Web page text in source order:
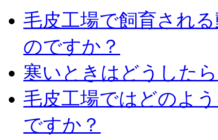
毛皮工場で飼育され
のですか？
寒いときはどうした
毛皮工場ではどのよ
ですか？